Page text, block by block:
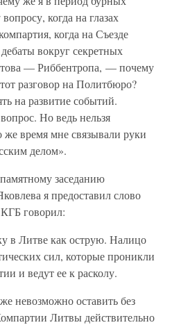
когда на глазах
когда на Съезде
вокруг секретных
— Риббентропа, — почему
разговор на Политбюро?
на развитие событий.
Но ведь нельзя
же время мне связывали руки
делом».
заседанию
я предоставил слово
говорил:
в Литве как острую. Налицо
сил, которые проникли
и ведут ее к расколу.
невозможно оставить без
Литвы действительно